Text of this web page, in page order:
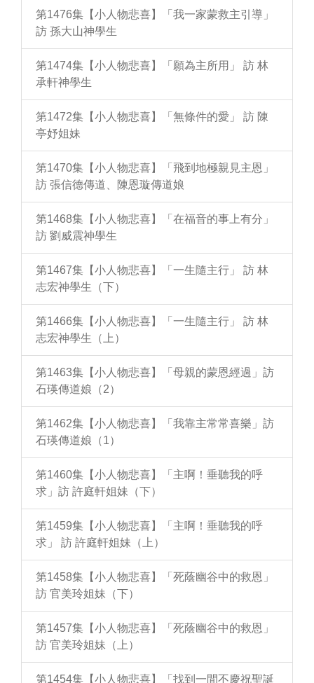
第1476集【小人物悲喜】「我一家蒙救主引導」
訪 孫大山神學生
第1474集【小人物悲喜】「願為主所用」 訪 林
承軒神學生
第1472集【小人物悲喜】「無條件的愛」 訪 陳
亭妤姐妹
第1470集【小人物悲喜】「飛到地極親見主恩」
訪 張信德傳道、陳恩璇傳道娘
第1468集【小人物悲喜】「在福音的事上有分」
訪 劉威震神學生
第1467集【小人物悲喜】「一生隨主行」 訪 林
志宏神學生（下）
第1466集【小人物悲喜】「一生隨主行」 訪 林
志宏神學生（上）
第1463集【小人物悲喜】「母親的蒙恩經過」訪
石瑛傳道娘（2）
第1462集【小人物悲喜】「我靠主常常喜樂」訪
石瑛傳道娘（1）
第1460集【小人物悲喜】「主啊！垂聽我的呼
求」訪 許庭軒姐妹（下）
第1459集【小人物悲喜】「主啊！垂聽我的呼
求」 訪 許庭軒姐妹（上）
第1458集【小人物悲喜】「死蔭幽谷中的救恩」
訪 官美玲姐妹（下）
第1457集【小人物悲喜】「死蔭幽谷中的救恩」
訪 官美玲姐妹（上）
第1454集【小人物悲喜】「找到一間不慶祝聖誕